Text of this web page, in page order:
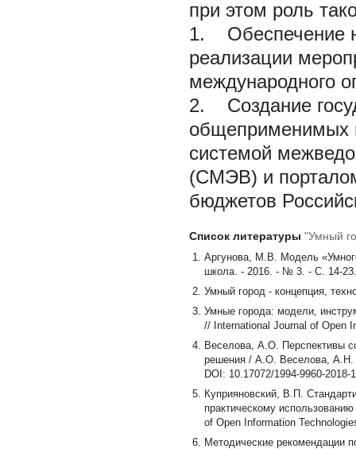
при этом роль
1. Обеспечение
реализации
международного
2. Создание
общеприменимых
системой
(СМЭВ) и
бюджетов
Список литературы "Умный
Аргунова, М.В. Модель
школа. - 2016. - № 3. - С. 14-23.
Умный город - концепция,
Умные города: модели,
// International Journal of Open
Веселова, А.О. Перспективы
решения / А.О. Веселова, А.Н.
DOI: 10.17072/1994-9960-2018-
Куприяновский, В.П.
практическому
of Open Information
Методические рекомендации